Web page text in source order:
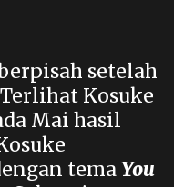
setelah
Kosuke
Mai hasil
temaYou